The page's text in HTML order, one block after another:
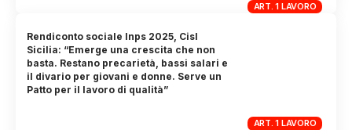
ART. 1 LAVORO
ART. 1 LAVORO
Rendiconto sociale Inps 2025, Cisl
Sicilia: “Emerge una crescita che non
basta. Restano precarietà, bassi salari e
il divario per giovani e donne. Serve un
Patto per il lavoro di qualità”